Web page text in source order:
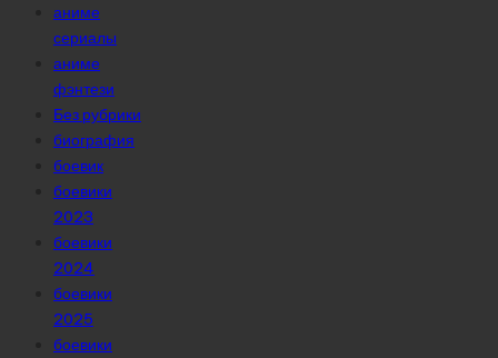
аниме
сериалы
аниме
фэнтези
Без рубрики
биография
боевик
боевики
2023
боевики
2024
боевики
2025
боевики